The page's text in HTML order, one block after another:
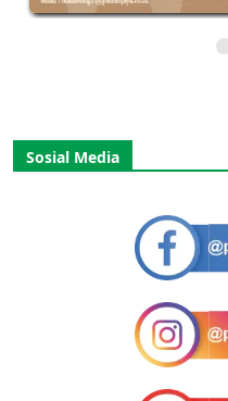
Sosial Media